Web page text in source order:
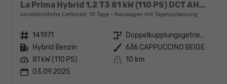
La Prima Hybrid 1.2 T3 81 kW (110 PS) DCT AHK abnehmbar, NAVI , Klimaautomatik, Massagesitz, Sitzheizung, elektrisch verstellbarer Fahrersitz, Radio, DAB, Apple CarPlay, Android Auto, 18 Zoll LM Räder
unverbindliche Lieferzeit: 10 Tage Neuwagen mit Tageszulassung
Fahrzeugnr. 141971 Getriebe
Doppelkupplungsgetriebe (DSG)
Kraftstoff Hybrid Benzin Außenfarbe 636 CAPPUCCINO BEIGE
Leistung 81 kW (110 PS) Kilometerstand 10 km
03.09.2025